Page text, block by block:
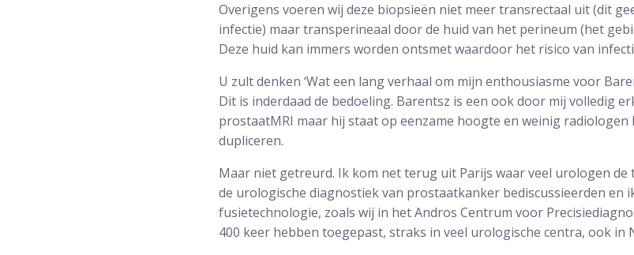
Overigens voeren wij deze biopsieën niet meer transrectaal uit (dit
infectie) maar transperineaal door de huid van het perineum (het
Deze huid kan immers worden ontsmet waardoor het risico van
U zult denken ‘Wat een lang verhaal om mijn enthousiasme voor
Dit is inderdaad de bedoeling. Barentsz is een ook door mij volledig
prostaatMRI maar hij staat op eenzame hoogte en weinig
dupliceren.
Maar niet getreurd. Ik kom net terug uit Parijs waar veel urologen
de urologische diagnostiek van prostaatkanker bediscussieerden en
fusietechnologie, zoals wij in het Andros Centrum voor
400 keer hebben toegepast, straks in veel urologische centra, ook in